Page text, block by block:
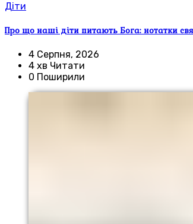
Діти
Про що наші діти питають Бога: нотатки
4 Серпня, 2026
4 хв Читати
0 Поширили